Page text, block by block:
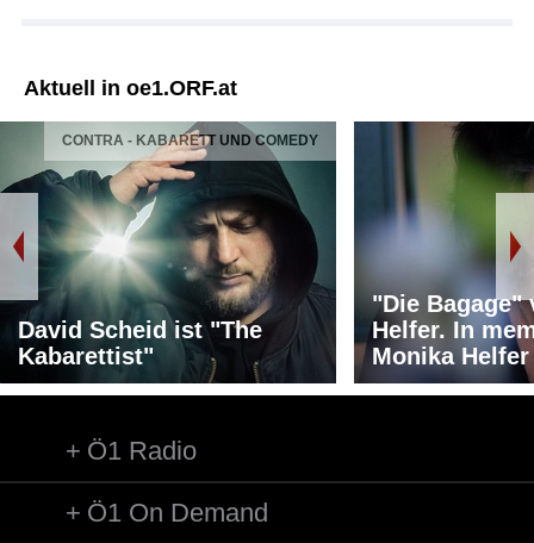
Aktuell in oe1.ORF.at
CONTRA - KABARETT UND COMEDY
David Scheid ist "The
Kabarettist"
"Die Bagage"
Helfer. In
Monika Helfer
Ö1 Radio
Ö1 On Demand